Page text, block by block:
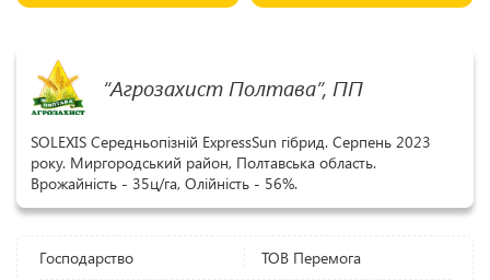
“Агрозахист Полтава”, ПП
SOLEXIS Середньопізній ExpressSun гібрид. Серпень 2023
року. Миргородський район, Полтавська область.
Врожайність - 35ц/га, Олійність - 56%.
Господарство ТОВ Перемога